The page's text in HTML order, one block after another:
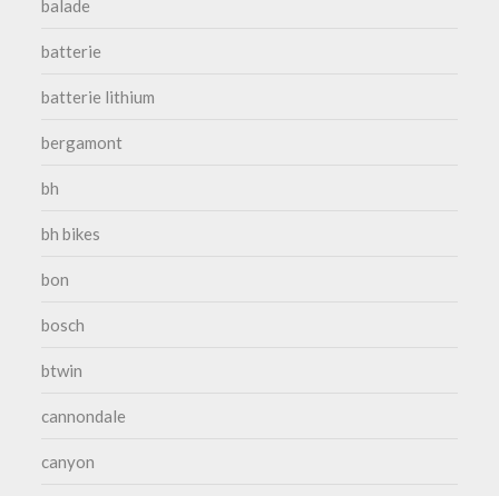
balade
batterie
batterie lithium
bergamont
bh
bh bikes
bon
bosch
btwin
cannondale
canyon